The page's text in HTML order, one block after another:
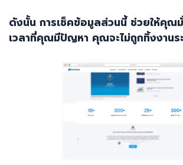
ดังนั้น การเช็คข้อมูลส่วนนี้ ช่วยให้คุณมั่
เวลาที่คุณมีปัญหา คุณจะไม่ถูกทิ้งงานระ